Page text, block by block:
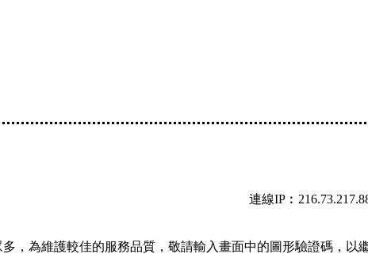
連線
，為維護較佳的服務品質，敬請輸入畫面中的圖形驗證碼，以